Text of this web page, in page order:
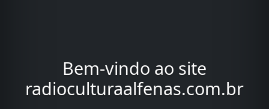
Bem-vindo ao site
radioculturaalfenas.com.br